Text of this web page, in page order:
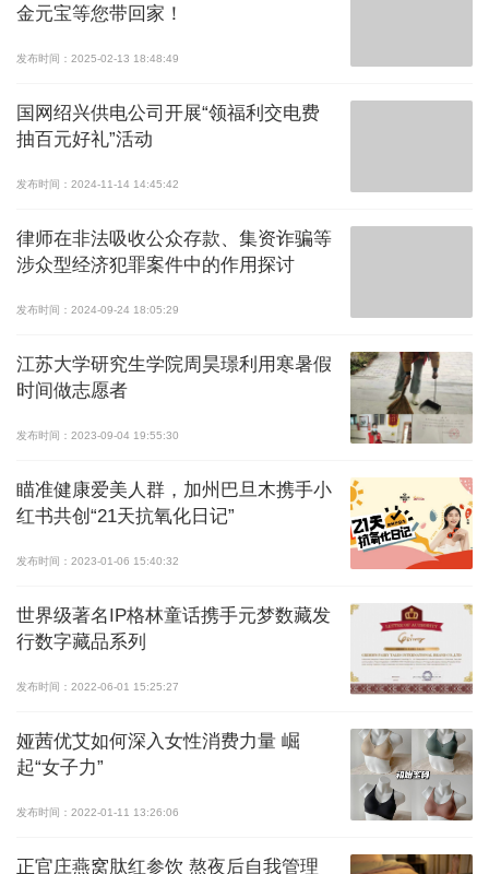
金元宝等您带回家！
发布时间：2025-02-13 18:48:49
国网绍兴供电公司开展“领福利交电费
抽百元好礼”活动
发布时间：2024-11-14 14:45:42
律师在非法吸收公众存款、集资诈骗等
涉众型经济犯罪案件中的作用探讨
发布时间：2024-09-24 18:05:29
江苏大学研究生学院周昊璟利用寒暑假
时间做志愿者
发布时间：2023-09-04 19:55:30
瞄准健康爱美人群，加州巴旦木携手小
红书共创“21天抗氧化日记”
发布时间：2023-01-06 15:40:32
世界级著名IP格林童话携手元梦数藏发
行数字藏品系列
发布时间：2022-06-01 15:25:27
娅茜优艾如何深入女性消费力量 崛
起“女子力”
发布时间：2022-01-11 13:26:06
正官庄燕窝肽红参饮 熬夜后自我管理